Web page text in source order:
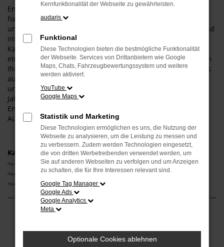
Entscheiden Sie sich für einen Hyundai i20 und Sie fahren
fortan bestens motorisiert durch Ingolstadt. Wir verstehen
uns als Experten für diesen Hersteller und dieses Modell und
informieren Sie gern über die vielen Vorteile, die aus einem
Kauf resultieren. Gerne lassen wir Sie bei uns vor Ort
einsteigen – der Weg aus Ingolstadt ist nicht weit. Wir bieten
Ihnen den Hyundai i20 sowohl als klassischen Neuwagen als
auch als Tageszulassung. Darüber hinaus erhalten Sie bei
uns auch gebrauchte Fahrzeuge, gerne auch in Form eines
Jahreswagens und damit eines jungen Gebrauchten.
Entdecken Sie die vielen Möglichkeiten, die Ihnen das
Autohaus Schneider bietet.
Kategorie
Hyundai i20 Neuwagen Ingolstadt
Hyundai i20 Vorführwagen Ingolstadt
Hyundai i20 Gebrauchtwagen Ingolstadt
Beim Laden ist ein Fehler aufgetreten.
Kernfunktionalität der Webseite zu gewährleisten.
audaris
Funktional
Diese Technologien bieten die bestmögliche Funktionalität
der Webseite. Services von Drittanbietern wie Google
Maps, Chats, Fahrzeugbewertungssystem und weitere
werden aktiviert.
YouTube
Google Maps
Statistik und Marketing
Diese Technologien ermöglichen es uns, die Nutzung der
Webseite zu analysieren, um die Leistung zu messen und
zu verbessern. Zudem werden Technologien eingesetzt,
die von dritten Werbetreibenden verwendet werden, um
Sie auf anderen Webseiten zu verfolgen und um Anzeigen
zu schalten, die für Ihre Interessen relevant sind.
Google Tag Manager
Google Ads
Google Analytics
Meta
Optionale Cookies ablehnen